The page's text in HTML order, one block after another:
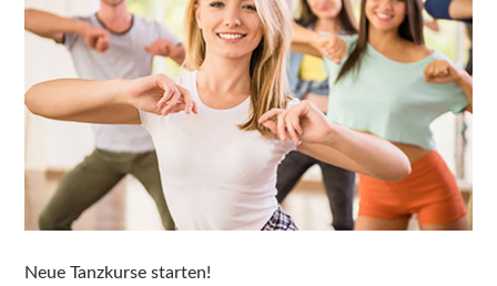
Neue Tanzkurse starten!